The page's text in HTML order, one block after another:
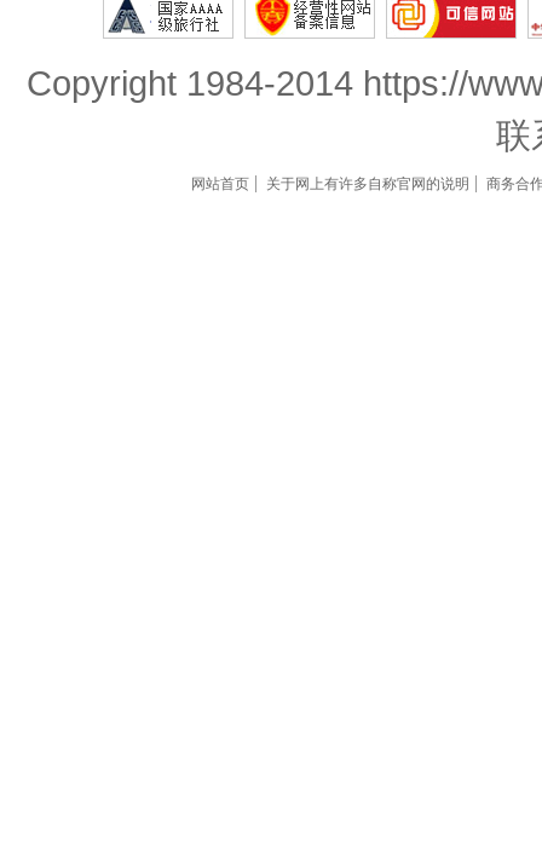
Copyright 1984-2014 https://
联
网站首页 关于网上有许多自称官网的说明 商务合